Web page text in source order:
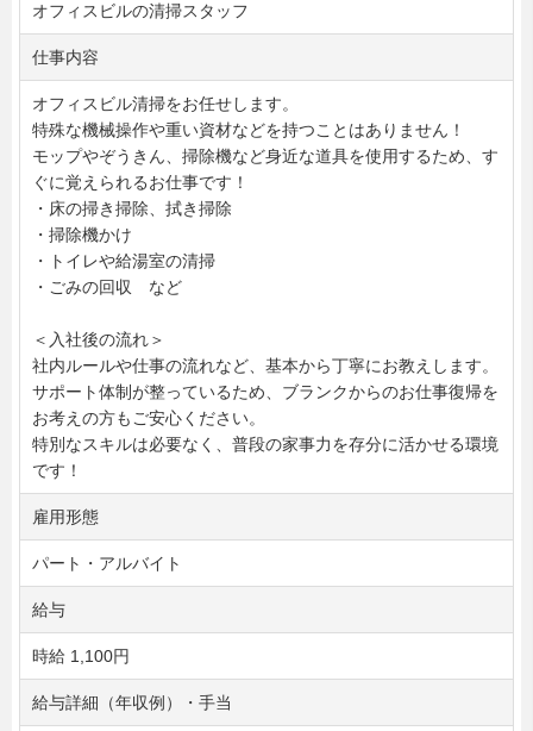
オフィスビルの清掃スタッフ
仕事内容
オフィスビル清掃をお任せします。
特殊な機械操作や重い資材などを持つことはありません！
モップやぞうきん、掃除機など身近な道具を使用するため、す
ぐに覚えられるお仕事です！
・床の掃き掃除、拭き掃除
・掃除機かけ
・トイレや給湯室の清掃
・ごみの回収 など
＜入社後の流れ＞
社内ルールや仕事の流れなど、基本から丁寧にお教えします。
サポート体制が整っているため、ブランクからのお仕事復帰を
お考えの方もご安心ください。
特別なスキルは必要なく、普段の家事力を存分に活かせる環境
です！
雇用形態
パート・アルバイト
給与
時給 1,100円
給与詳細（年収例）・手当